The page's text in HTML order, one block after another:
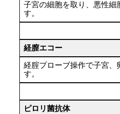
子宮の細胞を取り、悪性細
す。
経膣エコー
経腟プローブ操作で子宮、
す。
ピロリ菌抗体